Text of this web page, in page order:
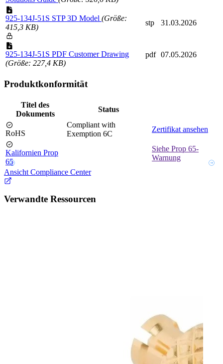
925-134J-51S STP 3D Model (Größe:
415,3 KB)
stp 31.03.2026
925-134J-51S PDF Customer Drawing
(Größe: 227,4 KB)
pdf 07.05.2026
Produktkonformität
Titel des
Dokuments
Status
RoHS
Compliant with
Exemption 6C
Zertifikat ansehen
Kalifornien Prop
65
Siehe Prop 65-
Warnung
Ansicht Compliance Center
Verwandte Ressourcen